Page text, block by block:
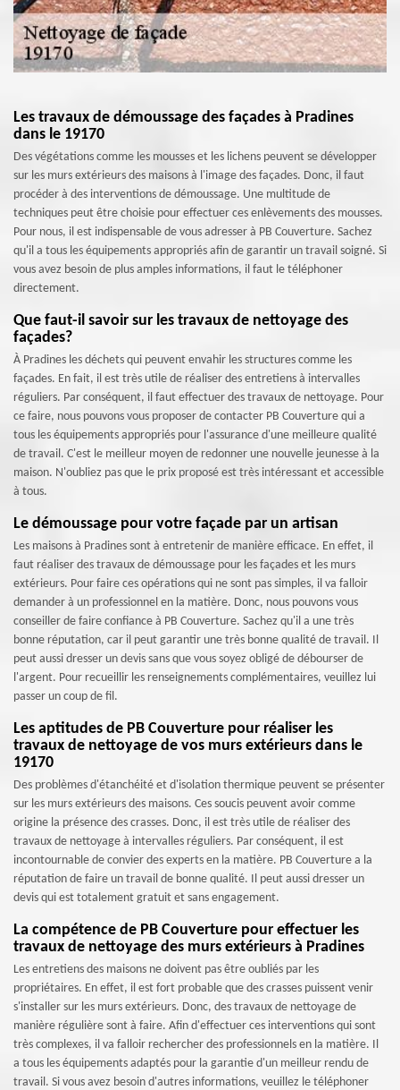
Les travaux de démoussage des façades à Pradines
dans le 19170
Des végétations comme les mousses et les lichens peuvent se développer
sur les murs extérieurs des maisons à l'image des façades. Donc, il faut
procéder à des interventions de démoussage. Une multitude de
techniques peut être choisie pour effectuer ces enlèvements des mousses.
Pour nous, il est indispensable de vous adresser à PB Couverture. Sachez
qu'il a tous les équipements appropriés afin de garantir un travail soigné. Si
vous avez besoin de plus amples informations, il faut le téléphoner
directement.
Que faut-il savoir sur les travaux de nettoyage des
façades?
À Pradines les déchets qui peuvent envahir les structures comme les
façades. En fait, il est très utile de réaliser des entretiens à intervalles
réguliers. Par conséquent, il faut effectuer des travaux de nettoyage. Pour
ce faire, nous pouvons vous proposer de contacter PB Couverture qui a
tous les équipements appropriés pour l'assurance d'une meilleure qualité
de travail. C'est le meilleur moyen de redonner une nouvelle jeunesse à la
maison. N'oubliez pas que le prix proposé est très intéressant et accessible
à tous.
Le démoussage pour votre façade par un artisan
Les maisons à Pradines sont à entretenir de manière efficace. En effet, il
faut réaliser des travaux de démoussage pour les façades et les murs
extérieurs. Pour faire ces opérations qui ne sont pas simples, il va falloir
demander à un professionnel en la matière. Donc, nous pouvons vous
conseiller de faire confiance à PB Couverture. Sachez qu'il a une très
bonne réputation, car il peut garantir une très bonne qualité de travail. Il
peut aussi dresser un devis sans que vous soyez obligé de débourser de
l'argent. Pour recueillir les renseignements complémentaires, veuillez lui
passer un coup de fil.
Les aptitudes de PB Couverture pour réaliser les
travaux de nettoyage de vos murs extérieurs dans le
19170
Des problèmes d'étanchéité et d'isolation thermique peuvent se présenter
sur les murs extérieurs des maisons. Ces soucis peuvent avoir comme
origine la présence des crasses. Donc, il est très utile de réaliser des
travaux de nettoyage à intervalles réguliers. Par conséquent, il est
incontournable de convier des experts en la matière. PB Couverture a la
réputation de faire un travail de bonne qualité. Il peut aussi dresser un
devis qui est totalement gratuit et sans engagement.
La compétence de PB Couverture pour effectuer les
travaux de nettoyage des murs extérieurs à Pradines
Les entretiens des maisons ne doivent pas être oubliés par les
propriétaires. En effet, il est fort probable que des crasses puissent venir
s'installer sur les murs extérieurs. Donc, des travaux de nettoyage de
manière régulière sont à faire. Afin d'effectuer ces interventions qui sont
très complexes, il va falloir rechercher des professionnels en la matière. Il
a tous les équipements adaptés pour la garantie d'un meilleur rendu de
travail. Si vous avez besoin d'autres informations, veuillez le téléphoner